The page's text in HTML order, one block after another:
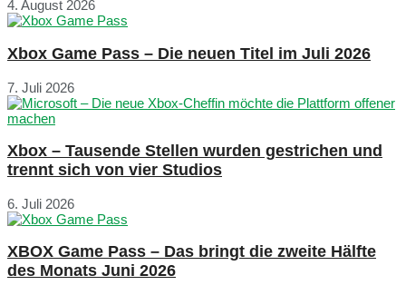
4. August 2026
Xbox Game Pass – Die neuen Titel im Juli 2026
7. Juli 2026
Xbox – Tausende Stellen wurden gestrichen und
trennt sich von vier Studios
6. Juli 2026
XBOX Game Pass – Das bringt die zweite Hälfte
des Monats Juni 2026